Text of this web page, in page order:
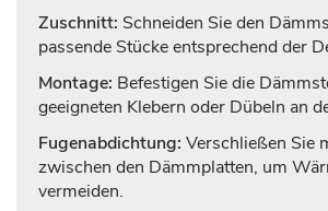
Zuschnitt: Schneiden Sie den
passende Stücke entsprechend der
Montage: Befestigen Sie die
geeigneten Klebern oder Dübeln an
Fugenabdichtung: Verschließen Sie
zwischen den Dämmplatten, um
vermeiden.